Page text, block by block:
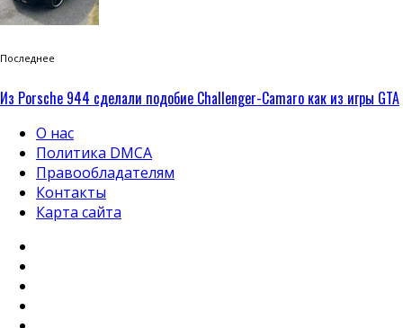
Последнее
Из Porsche 944 сделали подобие Challenger-Camaro как из игры GTA
О нас
Политика DMCA
Правообладателям
Контакты
Карта сайта